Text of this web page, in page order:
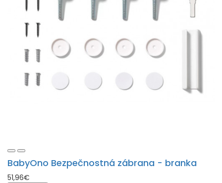
BabyOno Bezpečnostná zábrana - branka
51,96€